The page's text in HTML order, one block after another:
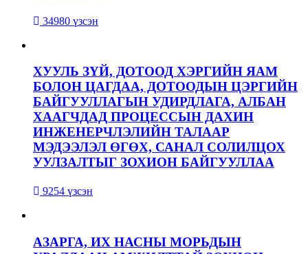
34980 үзсэн
ХУУЛЬ ЗҮЙ, ДОТООД ХЭРГИЙН ЯАМ
БОЛОН ЦАГДАА, ДОТООДЫН ЦЭРГИЙН
БАЙГУУЛЛАГЫН УДИРДЛАГА, АЛБАН
ХААГЧДАД ПРОЦЕССЫН ДАХИН
ИНЖЕНЕРЧЛЭЛИЙН ТАЛААР
МЭДЭЭЛЭЛ ӨГӨХ, САНАЛ СОЛИЛЦОХ
УУЛЗАЛТЫГ ЗОХИОН БАЙГУУЛЛАА
9254 үзсэн
АЗАРГА, ИХ НАСНЫ МОРЬДЫН